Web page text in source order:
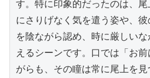
す。特に印象的だったのは、
にさりげなく気を遣う姿や、
を陰ながら認め、時に厳しい
えるシーンです。口では「お
がらも、その瞳は常に尾上を